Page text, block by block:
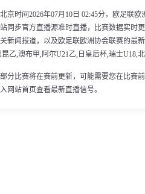
北京时间2026年07月10日 02:45分，欧足联
同步官方直播源准时直播，比赛数据实时
新闻报道，以及欧足联欧洲协会联赛的最
乙,澳布甲,阿尔U21乙,日皇后杯,瑞士U18,
部分比赛将在赛前更新，可能需要您在比
网站首页查看最新直播信号。